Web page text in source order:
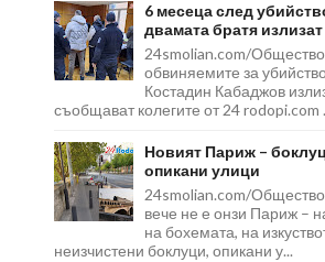
6 месеца след
двамата братя
24smolian.com/
обвиняемите за
Костадин Кабаджов
съобщават колегите от 24 rodopi.com
Новият Париж –
опикани улици
24smolian.com/
вече не е онзи Париж –
на бохемата, на
неизчистени боклуци, опикани у...